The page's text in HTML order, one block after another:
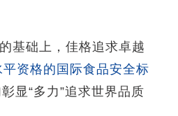
基础上，佳格追求卓越
资格的国际食品安全标
显“多力”追求世界品质